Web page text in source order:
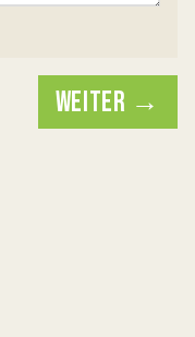
WEITER →